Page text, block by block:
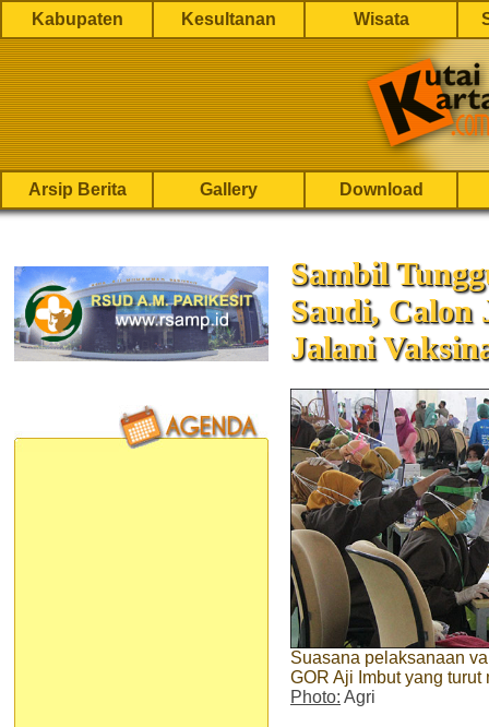
Kabupaten Kesultanan Wisata
Arsip Berita Gallery Download
Sambil
Saudi,
Jalani
Suasana pelaksanaan
GOR Aji Imbut yang
Photo: Agri